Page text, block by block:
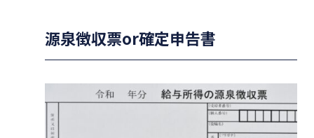
源泉徴収票or確定申告書